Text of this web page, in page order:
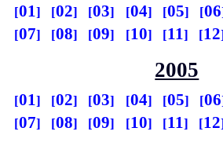
01 02 03 04 05
06
07
08 09 10 11 12
2005
01 02 03 04 05
06
07
08 09 10 11 12